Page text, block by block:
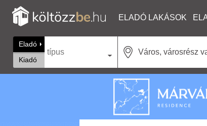
ELADÓ LAKÁSOK
Eladó
Kiadó
típus